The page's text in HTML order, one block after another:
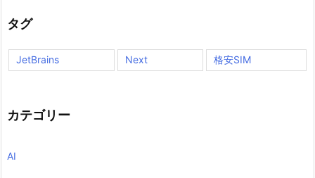
タグ
JetBrains Next 格安SIM
カテゴリー
AI